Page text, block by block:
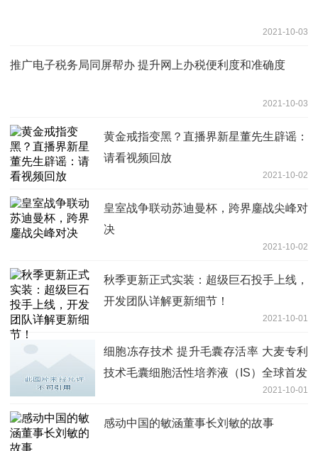
2021-10-03
推广电子税务局同屏帮办 提升网上办税便利度和准确度
2021-10-03
黄金戒指变黑？直播界新星董先生辟谣：
请看视频回放
2021-10-02
皇室战争联动苏迪曼杯，跨界鏖战尖峰对
决
2021-10-02
秋季更新正式实装：超级巨石投手上线，
开发团队详解更新细节！
2021-10-01
细胞冻存技术 提升毛囊存活率 大麦专利
技术毛囊细胞活性培养液（IS）全球首发
2021-10-01
感动中国的敏涵董事长刘敏的故事